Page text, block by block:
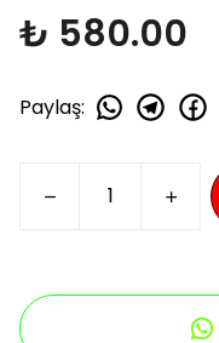
₺ 580.00
Paylaş: